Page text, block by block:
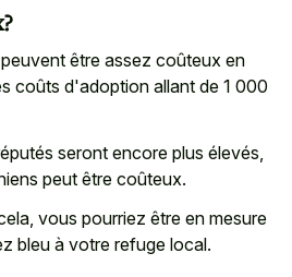
être assez coûteux en
coûts d'adoption allant de 1 000
seront encore plus élevés,
peut être coûteux.
vous pourriez être en mesure
bleu à votre refuge local.